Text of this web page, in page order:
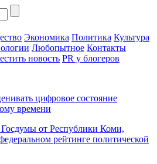
Экономика Политика Культура
Любопытное Контакты
новость PR у блогеров
цифровое состояние
времени
от Республики Коми,
рейтинге политической